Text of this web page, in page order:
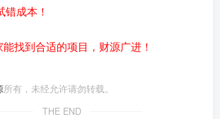
成本！
找到合适的项目，财源广进！
所有，未经允许请勿转载。
THE END